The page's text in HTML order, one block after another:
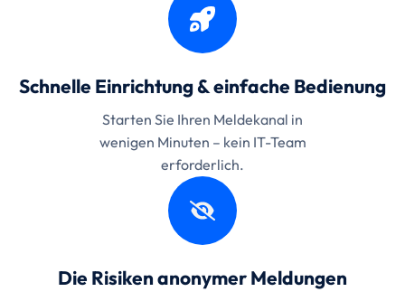
Schnelle Einrichtung & einfache Bedienung
Starten Sie Ihren Meldekanal in
wenigen Minuten – kein IT-Team
erforderlich.
Die Risiken anonymer Meldungen